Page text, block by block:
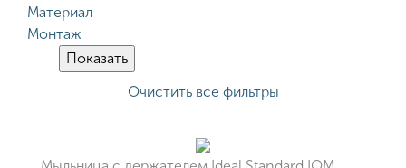
Материал
Монтаж
Очистить все фильтры